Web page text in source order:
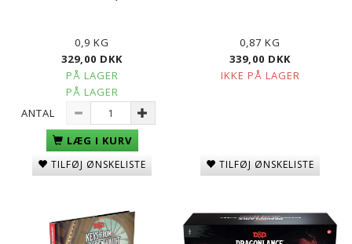
0,9 KG
329,00 DKK
PÅ LAGER
PÅ LAGER
ANTAL
LÆG I KURV
TILFØJ ØNSKELISTE
0,87 KG
339,00 DKK
IKKE PÅ LAGER
TILFØJ ØNSKELISTE